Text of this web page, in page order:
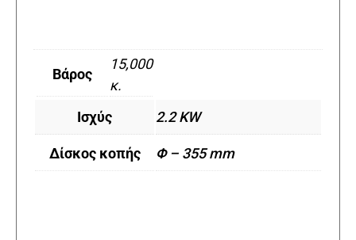
Βάρος
15,000
κ.
Ισχύς
2.2 KW
Δίσκος κοπής Φ – 355 mm